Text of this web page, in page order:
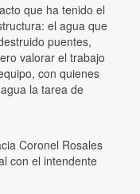
que ha tenido el
el agua que
puentes,
valorar el trabajo
con quienes
la tarea de
Coronel Rosales
con el intendente